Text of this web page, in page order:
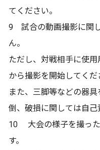
てください。
9 試合の動画撮影に関
ん。
ただし、対戦相手に使
から撮影を開始してくだ
また、三脚等などの器
倒、破損に関しては自己
10 大会の様子を撮った
す。